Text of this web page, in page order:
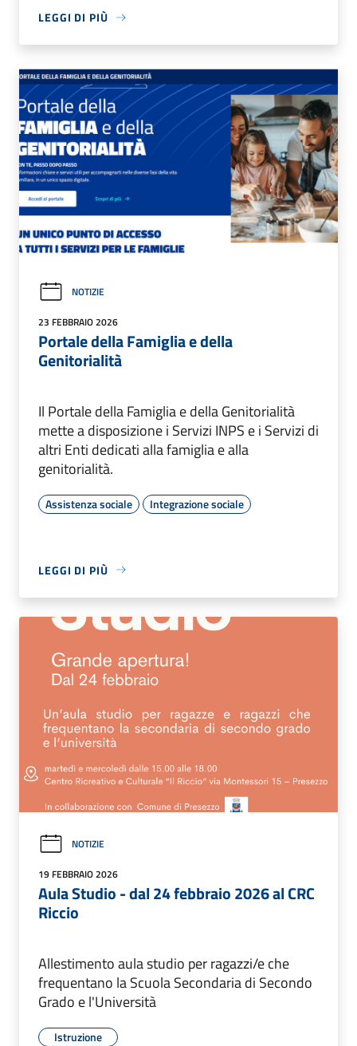
LEGGI DI PIÙ
NOTIZIE
23 FEBBRAIO 2026
Portale della Famiglia e della
Genitorialità
Il Portale della Famiglia e della Genitorialità
mette a disposizione i Servizi INPS e i Servizi di
altri Enti dedicati alla famiglia e alla
genitorialità.
Assistenza sociale Integrazione sociale
LEGGI DI PIÙ
NOTIZIE
19 FEBBRAIO 2026
Aula Studio - dal 24 febbraio 2026 al CRC
Riccio
Allestimento aula studio per ragazzi/e che
frequentano la Scuola Secondaria di Secondo
Grado e l'Università
Istruzione